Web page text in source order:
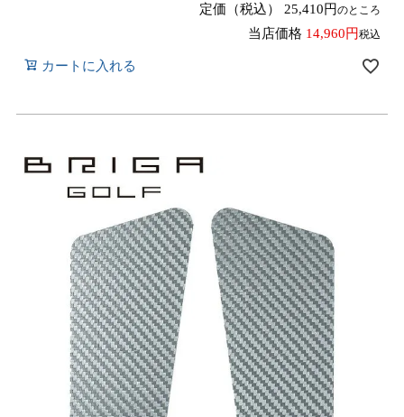
定価（税込） 25,410 のところ
当店価格 14,960 税込
カートに入れる